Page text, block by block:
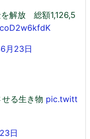
解放 総額1,126,5
月23日
る生き物 pic.twitt
日